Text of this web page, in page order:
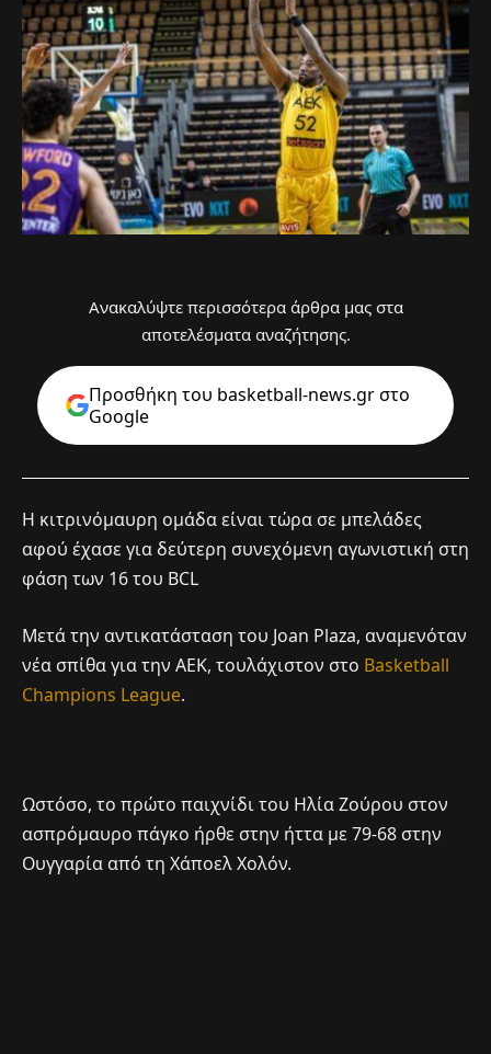
Ανακαλύψτε περισσότερα άρθρα μας στα
αποτελέσματα αναζήτησης.
Προσθήκη του basketball-news.gr στo
Google
Η κιτρινόμαυρη ομάδα είναι τώρα σε μπελάδες
αφού έχασε για δεύτερη συνεχόμενη αγωνιστική στη
φάση των 16 του BCL
Μετά την αντικατάσταση του Joan Plaza, αναμενόταν
νέα σπίθα για την ΑΕΚ, τουλάχιστον στο Basketball
Champions League.
Ωστόσο, το πρώτο παιχνίδι του Ηλία Ζούρου στον
ασπρόμαυρο πάγκο ήρθε στην ήττα με 79-68 στην
Ουγγαρία από τη Χάποελ Χολόν.